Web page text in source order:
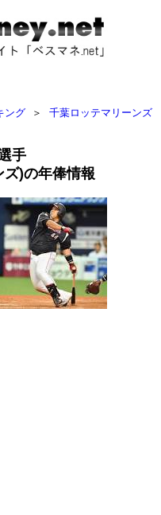
ング ＞
千葉ロッテマリーンズ
手
)の年俸情報